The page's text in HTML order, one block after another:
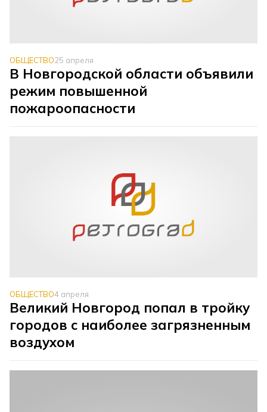
ОБЩЕСТВО25 апреля
В Новгородской области объявили
режим повышенной
пожароопасности
ОБЩЕСТВО4 апреля
Великий Новгород попал в тройку
городов с наиболее загрязненным
воздухом